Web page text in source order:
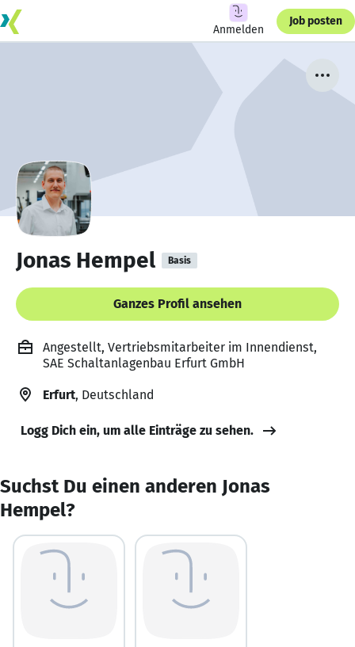
Anmelden
Job posten
Jonas Hempel Basis
Ganzes Profil ansehen
Angestellt, Vertriebsmitarbeiter im Innendienst,
SAE Schaltanlagenbau Erfurt GmbH
Erfurt, Deutschland
Logg Dich ein, um alle Einträge zu sehen.
Suchst Du einen anderen Jonas
Hempel?